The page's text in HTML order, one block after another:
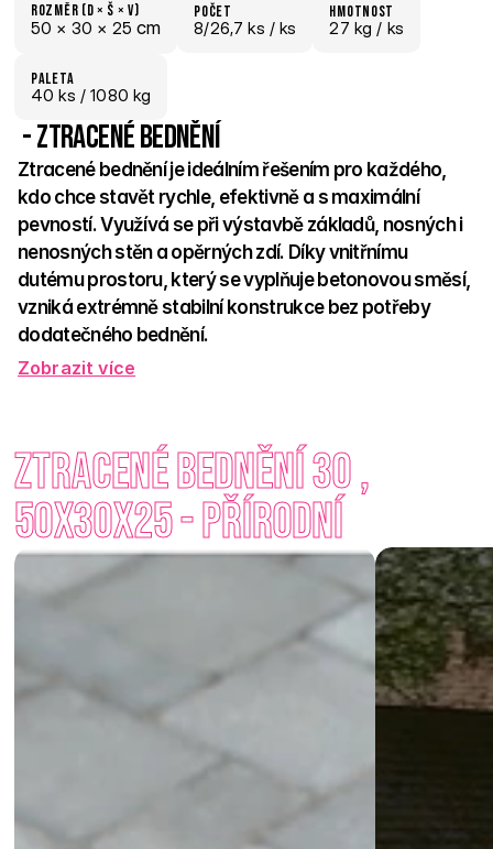
Rozměr (D × š × V)
50 × 30 × 25 cm
počet
8/26,7 ks / ks
hmotnost
27 kg / ks
paletA
40 ks / 1080 kg
- Ztracené bednění
Ztracené bednění je ideálním řešením pro každého,
kdo chce stavět rychle, efektivně a s maximální
pevností. Využívá se při výstavbě základů, nosných i
nenosných stěn a opěrných zdí. Díky vnitřnímu
dutému prostoru, který se vyplňuje betonovou směsí,
vzniká extrémně stabilní konstrukce bez potřeby
dodatečného bednění.
Přírodní betonový povrch tvárnic je nenápadný, univerzální a
pro novostavby, tak pro rekonstrukce.
Každý pevný základ začíná spolehlivým tvárnicovým
systémem – a právě to je ztracené bednění.
Zobrazit více
Ztracené bednění 30 ,
50x30x25 - Přírodní